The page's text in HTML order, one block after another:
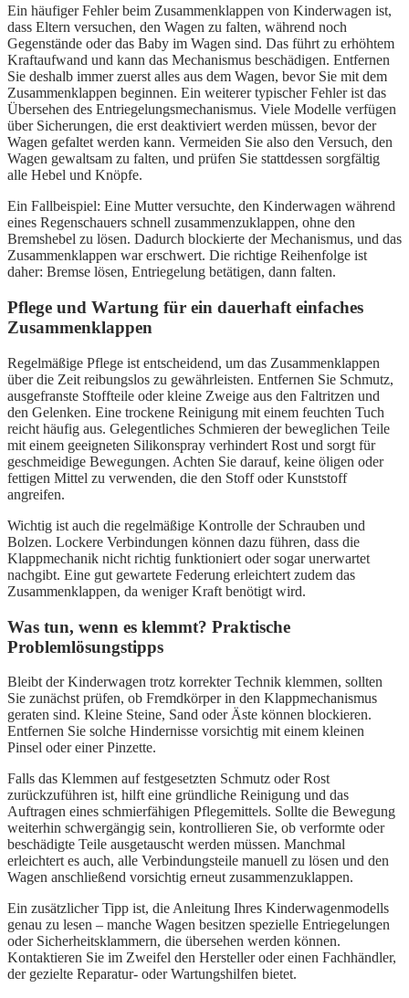
Ein häufiger Fehler beim Zusammenklappen von Kinderwagen ist,
dass Eltern versuchen, den Wagen zu falten, während noch
Gegenstände oder das Baby im Wagen sind. Das führt zu erhöhtem
Kraftaufwand und kann das Mechanismus beschädigen. Entfernen
Sie deshalb immer zuerst alles aus dem Wagen, bevor Sie mit dem
Zusammenklappen beginnen. Ein weiterer typischer Fehler ist das
Übersehen des Entriegelungsmechanismus. Viele Modelle verfügen
über Sicherungen, die erst deaktiviert werden müssen, bevor der
Wagen gefaltet werden kann. Vermeiden Sie also den Versuch, den
Wagen gewaltsam zu falten, und prüfen Sie stattdessen sorgfältig
alle Hebel und Knöpfe.
Ein Fallbeispiel: Eine Mutter versuchte, den Kinderwagen während
eines Regenschauers schnell zusammenzuklappen, ohne den
Bremshebel zu lösen. Dadurch blockierte der Mechanismus, und das
Zusammenklappen war erschwert. Die richtige Reihenfolge ist
daher: Bremse lösen, Entriegelung betätigen, dann falten.
Pflege und Wartung für ein dauerhaft einfaches
Zusammenklappen
Regelmäßige Pflege ist entscheidend, um das Zusammenklappen
über die Zeit reibungslos zu gewährleisten. Entfernen Sie Schmutz,
ausgefranste Stoffteile oder kleine Zweige aus den Faltritzen und
den Gelenken. Eine trockene Reinigung mit einem feuchten Tuch
reicht häufig aus. Gelegentliches Schmieren der beweglichen Teile
mit einem geeigneten Silikonspray verhindert Rost und sorgt für
geschmeidige Bewegungen. Achten Sie darauf, keine öligen oder
fettigen Mittel zu verwenden, die den Stoff oder Kunststoff
angreifen.
Wichtig ist auch die regelmäßige Kontrolle der Schrauben und
Bolzen. Lockere Verbindungen können dazu führen, dass die
Klappmechanik nicht richtig funktioniert oder sogar unerwartet
nachgibt. Eine gut gewartete Federung erleichtert zudem das
Zusammenklappen, da weniger Kraft benötigt wird.
Was tun, wenn es klemmt? Praktische
Problemlösungstipps
Bleibt der Kinderwagen trotz korrekter Technik klemmen, sollten
Sie zunächst prüfen, ob Fremdkörper in den Klappmechanismus
geraten sind. Kleine Steine, Sand oder Äste können blockieren.
Entfernen Sie solche Hindernisse vorsichtig mit einem kleinen
Pinsel oder einer Pinzette.
Falls das Klemmen auf festgesetzten Schmutz oder Rost
zurückzuführen ist, hilft eine gründliche Reinigung und das
Auftragen eines schmierfähigen Pflegemittels. Sollte die Bewegung
weiterhin schwergängig sein, kontrollieren Sie, ob verformte oder
beschädigte Teile ausgetauscht werden müssen. Manchmal
erleichtert es auch, alle Verbindungsteile manuell zu lösen und den
Wagen anschließend vorsichtig erneut zusammenzuklappen.
Ein zusätzlicher Tipp ist, die Anleitung Ihres Kinderwagenmodells
genau zu lesen – manche Wagen besitzen spezielle Entriegelungen
oder Sicherheitsklammern, die übersehen werden können.
Kontaktieren Sie im Zweifel den Hersteller oder einen Fachhändler,
der gezielte Reparatur- oder Wartungshilfen bietet.